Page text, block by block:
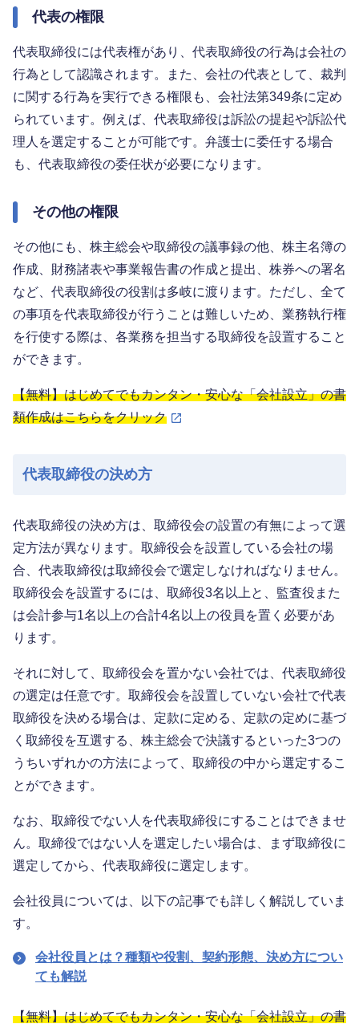
代表の権限
代表取締役には代表権があり、代表取締役の行為は会社の
行為として認識されます。また、会社の代表として、裁判
に関する行為を実行できる権限も、会社法第349条に定め
られています。例えば、代表取締役は訴訟の提起や訴訟代
理人を選定することが可能です。弁護士に委任する場合
も、代表取締役の委任状が必要になります。
その他の権限
その他にも、株主総会や取締役の議事録の他、株主名簿の
作成、財務諸表や事業報告書の作成と提出、株券への署名
など、代表取締役の役割は多岐に渡ります。ただし、全て
の事項を代表取締役が行うことは難しいため、業務執行権
を行使する際は、各業務を担当する取締役を設置すること
ができます。
【無料】はじめてでもカンタン・安心な「会社設立」の書
類作成はこちらをクリック
代表取締役の決め方
代表取締役の決め方は、取締役会の設置の有無によって選
定方法が異なります。取締役会を設置している会社の場
合、代表取締役は取締役会で選定しなければなりません。
取締役会を設置するには、取締役3名以上と、監査役また
は会計参与1名以上の合計4名以上の役員を置く必要があ
ります。
それに対して、取締役会を置かない会社では、代表取締役
の選定は任意です。取締役会を設置していない会社で代表
取締役を決める場合は、定款に定める、定款の定めに基づ
く取締役を互選する、株主総会で決議するといった3つの
うちいずれかの方法によって、取締役の中から選定するこ
とができます。
なお、取締役でない人を代表取締役にすることはできませ
ん。取締役ではない人を選定したい場合は、まず取締役に
選定してから、代表取締役に選定します。
会社役員については、以下の記事でも詳しく解説していま
す。
会社役員とは？種類や役割、契約形態、決め方につい
ても解説
【無料】はじめてでもカンタン・安心な「会社設立」の書